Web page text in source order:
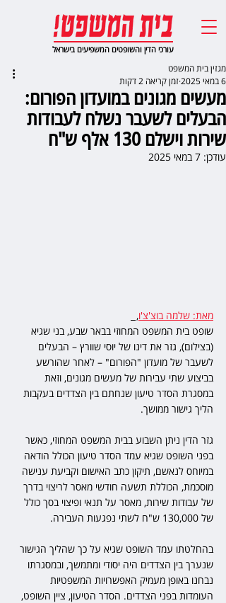
עורכי הדין והשופטים המשפיעים בישראל
מעשים מגונים במועדון הפורום:
הבעלים לשעבר נשלח לעבודות
שירות וישלם 130 אלף ש"ח
מגזין בית המשפט
6 במאי 2025
זמן קריאה 2 דקות
עודכן: 7 במאי 2025
מאת: שלמה בוצ'צ'ו,
שופט בית המשפט המחוזי בבאר שבע, בני שגיא
(בצילום), גזר את דינו של יוסי שוורץ – הבעלים
לשעבר של מועדון "הפורום" – לאחר שהורשע
בביצוע שתי עבירות של מעשים מגונים, וזאת
במסגרת הסדר טיעון שנחתם בין הצדדים בעקבות
הליך גישור ממושך.
גזר הדין ניתן השבוע בבית המשפט המחוזי, כאשר
בפני השופט שגיא עמד הסדר טיעון הכולל הודאה
במיוחס לנאשם, תיקון כתב האישום וקביעת ענישה
מוסכמת, הכוללת תשעה חודשי מאסר לריצוי בדרך
של עבודות שירות, מאסר על תנאי ופיצוי בסך כולל
של 130,000 ש"ח לשתי נפגעות העבירה.
בהחלטתו עמד השופט שגיא על כך שהליך הגישור
שנערך בין הצדדים היה יסודי ומתמשך, ובמסגרתו
נבחנו באופן מעמיק האפשרויות המשפטיות
העומדות בפני הצדדים. הסדר הטיעון, ציין השופט,